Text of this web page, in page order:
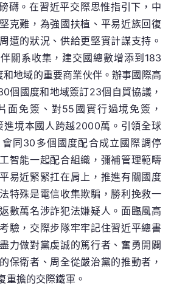
礴。在習近平交際思惟指引下，中
克難，為強國扶植、平易近族回復
遭的狀況、供給更堅實計謀支持。
關系收集，建交國總數增添到183
地域的重要商業伙伴。辦事國際高
個國度和地域簽訂23個自貿協議，
面免簽、對55國實行過境免簽，
境本國人跨越2000萬。引領全球
同30多個國度配合成立國際調停
智能一起配合組織，彌補管理範疇
易近緊緊扛在肩上，推進有關國度
特殊是電信收集欺騙，勝利挽救一
數萬名涉詐犯法嫌疑人。面臨風高
驗，交際步隊牢牢記住習近平總書
力做對黨虔誠的篤行者、奮勇開闢
保衛者、周全從嚴治黨的推動者，
重擔的交際鐵軍。